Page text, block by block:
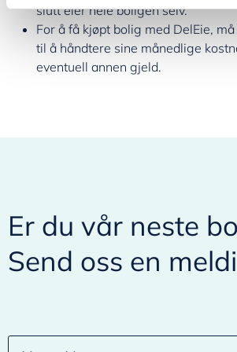
slutt eier hele boligen selv.
For å få kjøpt bolig med DelEie,
til å håndtere sine månedlige
eventuell annen gjeld.
Er du vår neste
Send oss en